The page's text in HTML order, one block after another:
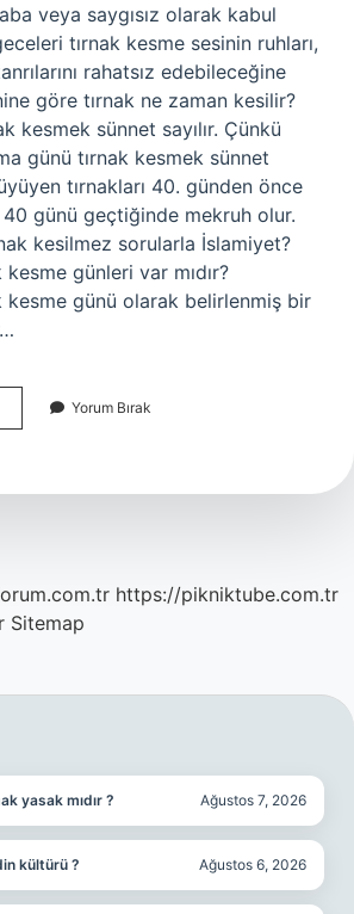
veya saygısız olarak kabul
tırnak kesme sesinin ruhları,
rahatsız edebileceğine
göre tırnak ne zaman kesilir?
kesmek sünnet sayılır. Çünkü
günü tırnak kesmek sünnet
tırnakları 40. günden önce
günü geçtiğinde mekruh olur.
kesilmez sorularla İslamiyet?
günleri var mıdır?
kesme günü olarak belirlenmiş bir
Yorum Bırak
https://pikniktube.com.tr
Sitemap
yasak mıdır ? Ağustos 7, 2026
kültürü ? Ağustos 6, 2026